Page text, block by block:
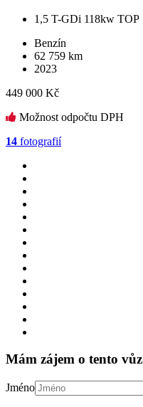
1,5 T-GDi 118kw TOP
Benzín
62 759 km
2023
449 000 Kč
Možnost odpočtu DPH
14 fotografií
Mám zájem o tento vůz
Jméno